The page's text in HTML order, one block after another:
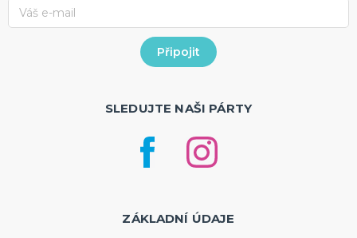
SLEDUJTE NAŠI PÁRTY
ZÁKLADNÍ ÚDAJE